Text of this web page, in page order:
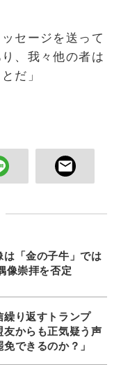
セージを送って
、我々他の者は
だ」
は「金の子牛」では
像崇拝を否定
繰り返すトランプ
友からも正気疑う声
免できるのか？」